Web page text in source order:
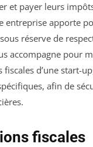
et payer leurs
entreprise apporte
réserve de
accompagne pour
d’une start-
afin de
fiscales